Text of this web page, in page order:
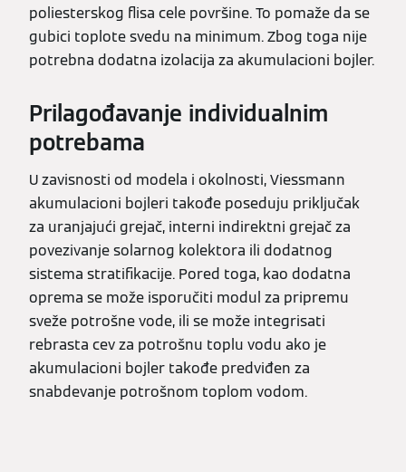
poliesterskog flisa cele površine. To pomaže da se
gubici toplote svedu na minimum. Zbog toga nije
potrebna dodatna izolacija za akumulacioni bojler.
Prilagođavanje individualnim
potrebama
U zavisnosti od modela i okolnosti, Viessmann
akumulacioni bojleri takođe poseduju priključak
za uranjajući grejač, interni indirektni grejač za
povezivanje solarnog kolektora ili dodatnog
sistema stratifikacije. Pored toga, kao dodatna
oprema se može isporučiti modul za pripremu
sveže potrošne vode, ili se može integrisati
rebrasta cev za potrošnu toplu vodu ako je
akumulacioni bojler takođe predviđen za
snabdevanje potrošnom toplom vodom.